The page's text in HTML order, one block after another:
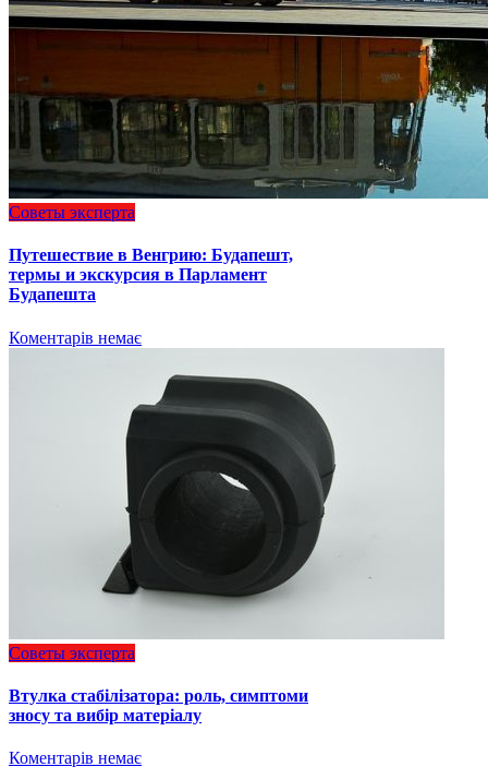
Советы эксперта
Путешествие в Венгрию: Будапешт,
термы и экскурсия в Парламент
Будапешта
Коментарів немає
Советы эксперта
Втулка стабілізатора: роль, симптоми
зносу та вибір матеріалу
Коментарів немає